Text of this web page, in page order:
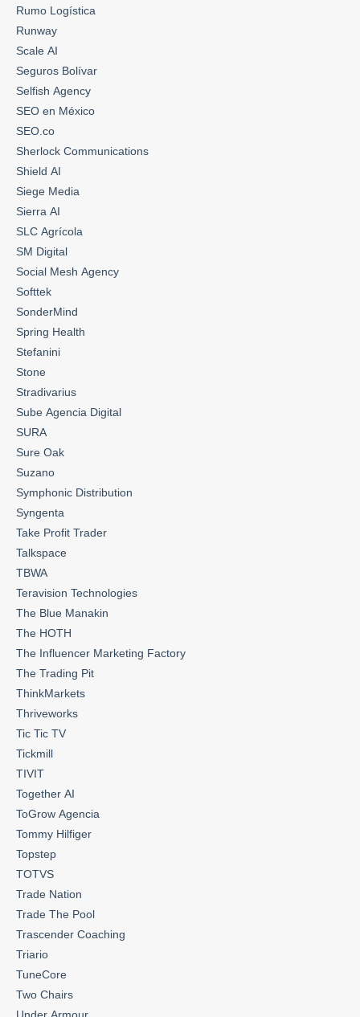
Rumo Logística
Runway
Scale AI
Seguros Bolívar
Selfish Agency
SEO en México
SEO.co
Sherlock Communications
Shield AI
Siege Media
Sierra AI
SLC Agrícola
SM Digital
Social Mesh Agency
Softtek
SonderMind
Spring Health
Stefanini
Stone
Stradivarius
Sube Agencia Digital
SURA
Sure Oak
Suzano
Symphonic Distribution
Syngenta
Take Profit Trader
Talkspace
TBWA
Teravision Technologies
The Blue Manakin
The HOTH
The Influencer Marketing Factory
The Trading Pit
ThinkMarkets
Thriveworks
Tic Tic TV
Tickmill
TIVIT
Together AI
ToGrow Agencia
Tommy Hilfiger
Topstep
TOTVS
Trade Nation
Trade The Pool
Trascender Coaching
Triario
TuneCore
Two Chairs